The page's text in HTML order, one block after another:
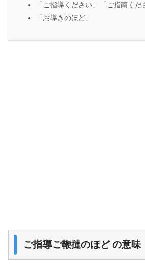
「ご指導ください」「ご指南くだ
「お導きのほど」
ご指導ご鞭撻のほど の意味